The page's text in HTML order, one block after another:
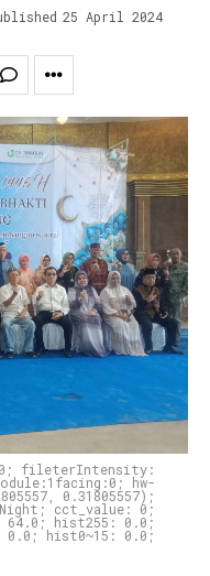
25 April 2024
fileterIntensity:
hw-
0.31805557);
Night; cct_value: 0;
64.0; hist255: 0.0;
0.0; hist0~15: 0.0;